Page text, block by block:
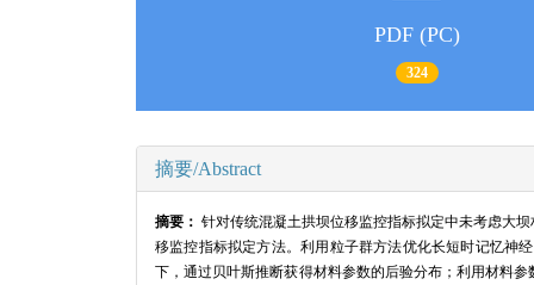
PDF (PC)
324
摘要/Abstract
摘要：针对传统混凝土拱坝位移监控指标拟定中未考虑大
移监控指标拟定方法。利用粒子群方法优化长短时记忆神
下，通过贝叶斯推断获得材料参数的后验分布；利用材料